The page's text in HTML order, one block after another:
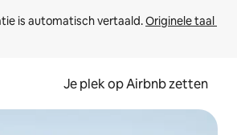
is automatisch vertaald. Originele taal
Je plek op Airbnb zetten